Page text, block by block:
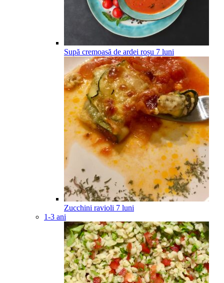
Supă cremoasă de ardei roșu 7 luni
Zucchini ravioli 7 luni
1-3 ani